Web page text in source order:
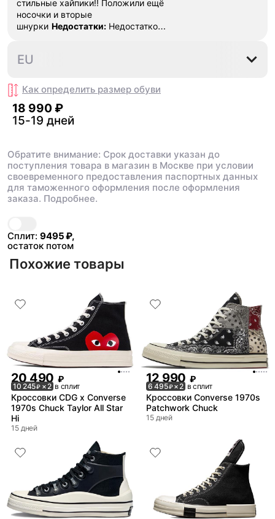
Сплит: 9495₽,
остаток потом
стильные хайпики!! Положили ещё
носочки и вторые
шнурки Недостатки: Недостатков
38
EU
Как определить размер обуви
18 990 ₽
15-19 дней
Обратите внимание: Срок доставки указан до
поступления товара в магазин в Москве при условии
своевременного предоставления паспортных данных
для таможенного оформления после оформления
заказа. Подробнее.
Похожие товары
20 490 ₽
10 245₽ × 2 в сплит
Кроссовки CDG x Converse
1970s Chuck Taylor All Star
Hi
15 дней
12 990 ₽
6 495₽× 2 в сплит
Кроссовки Converse 1970s
Patchwork Chuck
15 дней